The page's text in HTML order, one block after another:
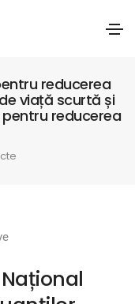
reducerea
viață scurtă și
pentru reducerea